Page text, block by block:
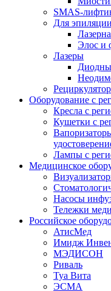
SMAS-
Для эпиляции
Элос и
Лазеры
Оборудование с
Кресла с
Кушетки с
Лампы с
Медицинское
Насосы
Тележки
Российское
АтисМед
Имидж
МЭДИСОН
Риваль
Туа Вита
ЭСМА